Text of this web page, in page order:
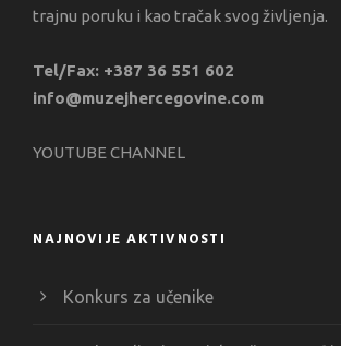
trajnu poruku i kao tračak svog življenja.
Tel/Fax: +387 36 551 602
info@muzejhercegovine.com
YOUTUBE CHANNEL
NAJNOVIJE AKTIVNOSTI
Konkurs za učenike